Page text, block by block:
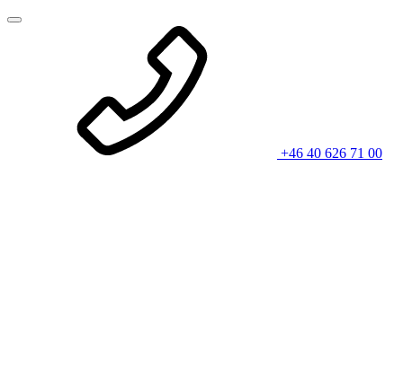
+46 40 626 71 00